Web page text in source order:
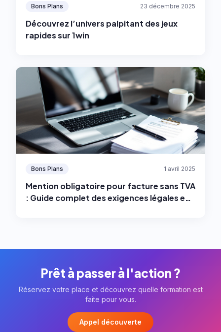
Bons Plans 23 décembre 2025
Découvrez l’univers palpitant des jeux
rapides sur 1win
Bons Plans 1 avril 2025
Mention obligatoire pour facture sans TVA
: Guide complet des exigences légales en
Prêt à passer à l'action ?
Réservez votre place et découvrez quelle formation est
faite pour vous.
Appel découverte